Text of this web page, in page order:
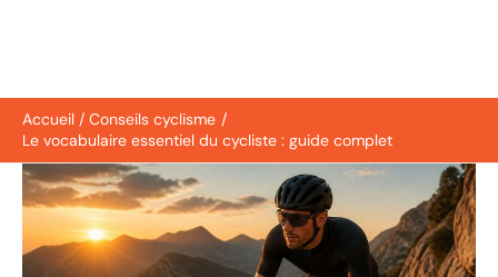
Accueil
Conseils cyclisme
Le vocabulaire essentiel du cycliste : guide complet